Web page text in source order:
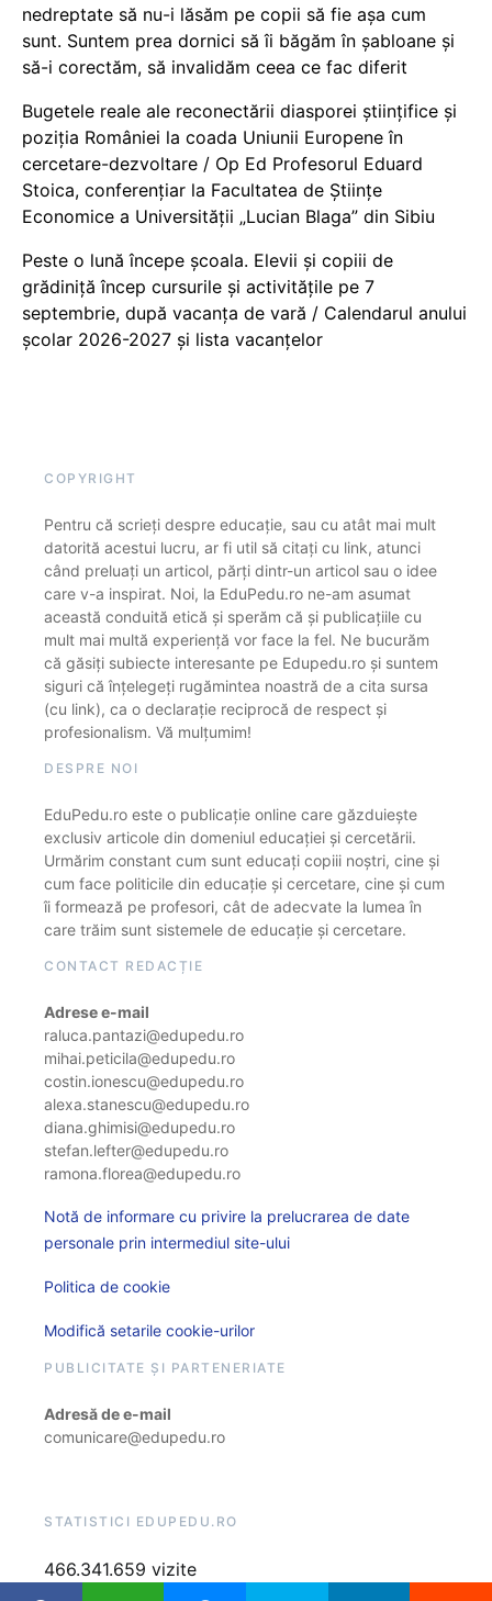
nedreptate să nu-i lăsăm pe copii să fie așa cum
sunt. Suntem prea dornici să îi băgăm în șabloane și
să-i corectăm, să invalidăm ceea ce fac diferit
Bugetele reale ale reconectării diasporei științifice și
poziția României la coada Uniunii Europene în
cercetare-dezvoltare / Op Ed Profesorul Eduard
Stoica, conferențiar la Facultatea de Științe
Economice a Universității „Lucian Blaga” din Sibiu
Peste o lună începe școala. Elevii și copiii de
grădiniță încep cursurile și activitățile pe 7
septembrie, după vacanța de vară / Calendarul anului
școlar 2026-2027 și lista vacanțelor
COPYRIGHT
Pentru că scrieți despre educație, sau cu atât mai mult
datorită acestui lucru, ar fi util să citați cu link, atunci
când preluați un articol, părți dintr-un articol sau o idee
care v-a inspirat. Noi, la EduPedu.ro ne-am asumat
această conduită etică și sperăm că și publicațiile cu
mult mai multă experiență vor face la fel. Ne bucurăm
că găsiți subiecte interesante pe Edupedu.ro și suntem
siguri că înțelegeți rugămintea noastră de a cita sursa
(cu link), ca o declarație reciprocă de respect și
profesionalism. Vă mulțumim!
DESPRE NOI
EduPedu.ro este o publicație online care găzduiește
exclusiv articole din domeniul educației și cercetării.
Urmărim constant cum sunt educați copiii noștri, cine și
cum face politicile din educație și cercetare, cine și cum
îi formează pe profesori, cât de adecvate la lumea în
care trăim sunt sistemele de educație și cercetare.
CONTACT REDACȚIE
Adrese e-mail
raluca.pantazi@edupedu.ro
mihai.peticila@edupedu.ro
costin.ionescu@edupedu.ro
alexa.stanescu@edupedu.ro
diana.ghimisi@edupedu.ro
stefan.lefter@edupedu.ro
ramona.florea@edupedu.ro
Notă de informare cu privire la prelucrarea de date
personale prin intermediul site-ului
Politica de cookie
Modifică setarile cookie-urilor
PUBLICITATE ȘI PARTENERIATE
Adresă de e-mail
comunicare@edupedu.ro
STATISTICI EDUPEDU.RO
466.341.659 vizite